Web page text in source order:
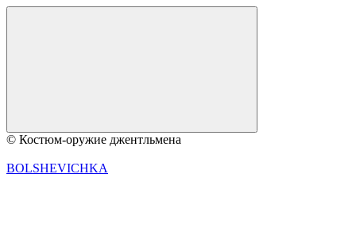
© Костюм-оружие джентльмена
BOLSHEVICHKA